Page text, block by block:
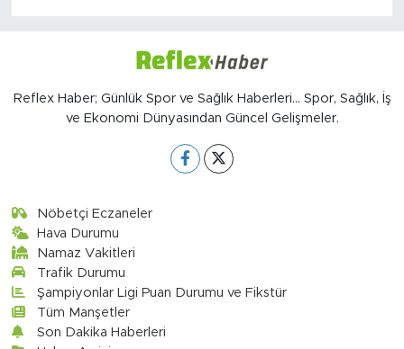
Reflex Haber; Günlük Spor ve Sağlık Haberleri... Spor, Sağlık, İş
ve Ekonomi Dünyasından Güncel Gelişmeler.
Nöbetçi Eczaneler
Hava Durumu
Namaz Vakitleri
Trafik Durumu
Şampiyonlar Ligi Puan Durumu ve Fikstür
Tüm Manşetler
Son Dakika Haberleri